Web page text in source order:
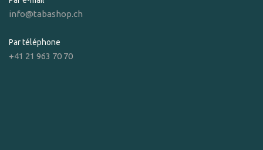
info@tabashop.ch
Par téléphone
+41 21 963 70 70